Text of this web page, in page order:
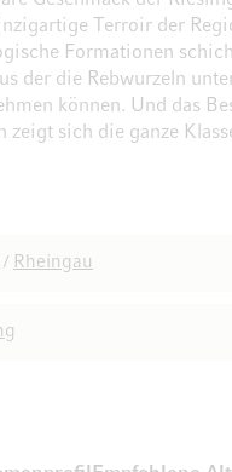
Terroir der
Formationen
der die Rebwurzeln
können. Und das
zeigt sich die ganze
/ Rheingau